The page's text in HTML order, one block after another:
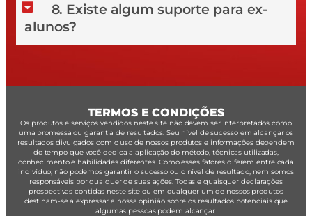
8. Existe algum suporte para ex-
alunos?
TERMOS E CONDIÇÕES
Os produtos e serviços vendidos neste site não devem ser interpretados como
uma promessa ou garantia de resultados. Seu nível de sucesso em alcançar os
resultados divulgados com o uso de nossos produtos e informações dependem
do tempo que você dedica a aplicação do método, técnicas utilizadas,
conhecimento e habilidades diferentes. Como esses fatores diferem entre cada
indivíduo, não podemos garantir o sucesso ou o nível de resultado, nem somos
responsáveis por qualquer de suas ações. Todas e quaisquer declarações
prospectivas contidas neste site ou em qualquer um de nossos produtos
destinam-se a expressar a nossa opinião sobre os resultados potenciais que
algumas pessoas podem alcançar.